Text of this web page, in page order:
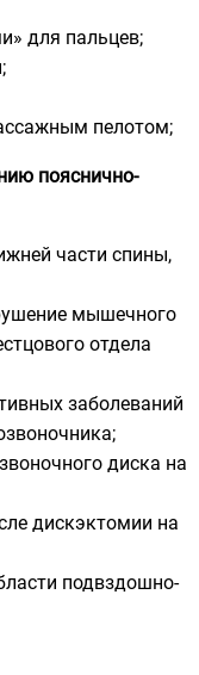
для пальцев;
пелотом;
пояснично-
части спины,
мышечного
отдела
заболеваний
диска на
дискэктомии на
подвздошно-